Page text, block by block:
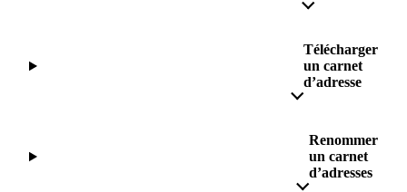
Télécharger
un carnet
d’adresse
Renommer
un carnet
d’adresses